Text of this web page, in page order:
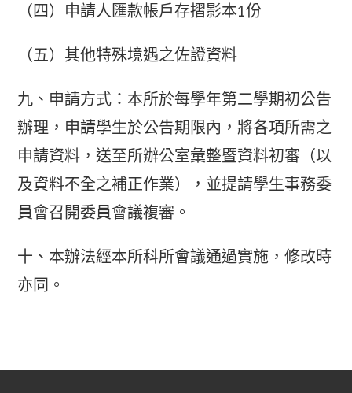
（四）申請人匯款帳戶存摺影本1份
（五）其他特殊境遇之佐證資料
九、申請方式：本所於每學年第二學期初公告
辦理，申請學生於公告期限內，將各項所需之
申請資料，送至所辦公室彙整暨資料初審（以
及資料不全之補正作業），並提請學生事務委
員會召開委員會議複審。
十、本辦法經本所科所會議通過實施，修改時
亦同。